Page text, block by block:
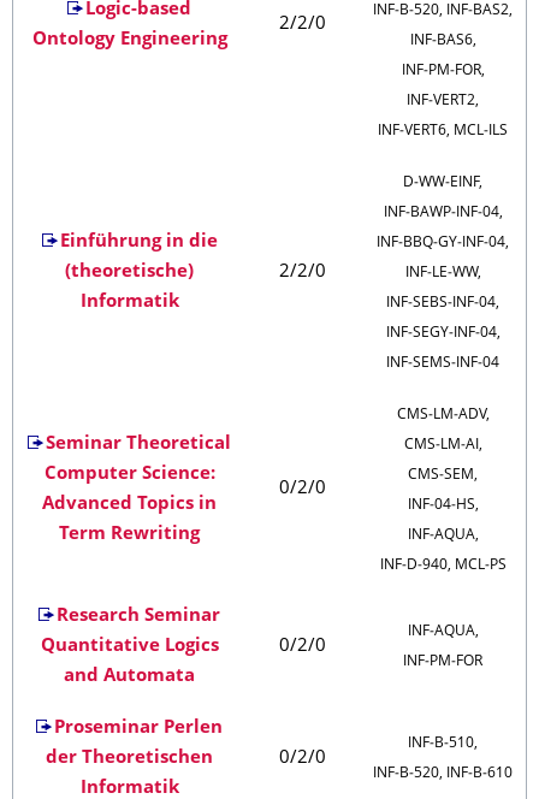
Logic-based
Ontology Engineering
2/2/0
INF‑B‑520, INF‑BAS2,
INF‑BAS6,
INF‑PM‑FOR,
INF‑VERT2,
INF‑VERT6, MCL‑ILS
Einführung in die
(theoretische)
Informatik
2/2/0
D‑WW‑EINF,
INF‑BAWP‑INF‑04,
INF‑BBQ‑GY‑INF‑04,
INF‑LE‑WW,
INF‑SEBS‑INF‑04,
INF‑SEGY‑INF‑04,
INF‑SEMS‑INF‑04
Seminar Theoretical
Computer Science:
Advanced Topics in
Term Rewriting
0/2/0
CMS‑LM‑ADV,
CMS‑LM‑AI,
CMS‑SEM,
INF‑04‑HS,
INF‑AQUA,
INF‑D‑940, MCL‑PS
Research Seminar
Quantitative Logics
and Automata
0/2/0
INF‑AQUA,
INF‑PM‑FOR
Proseminar Perlen
der Theoretischen
Informatik
0/2/0
INF‑B‑510,
INF‑B‑520, INF‑B‑610